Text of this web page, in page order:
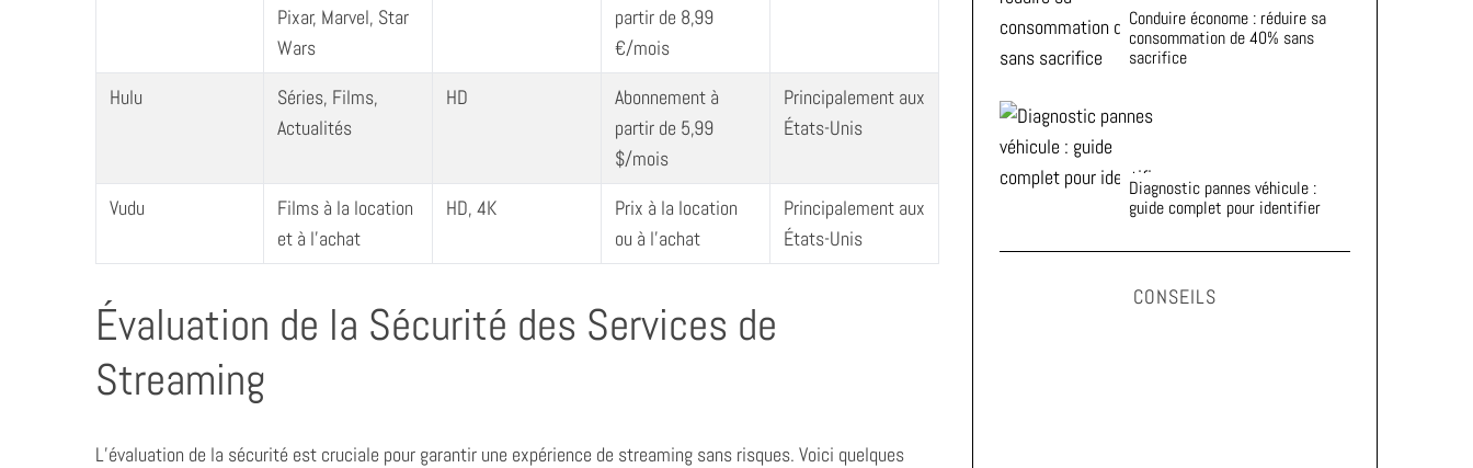
Pixar, Marvel, Star
Wars
partir de 8,99
€/mois
Hulu
Séries, Films,
Actualités
HD
Abonnement à
partir de 5,99
$/mois
Principalement aux
États-Unis
Vudu
Films à la location
et à l’achat
HD, 4K
Prix à la location
ou à l’achat
Principalement aux
États-Unis
Évaluation de la Sécurité des Services de
Streaming
L’évaluation de la sécurité est cruciale pour garantir une expérience de streaming sans risques. Voici quelques
Conduire économe : réduire sa
consommation de 40% sans
sacrifice
Diagnostic pannes véhicule :
guide complet pour identifier
CONSEILS